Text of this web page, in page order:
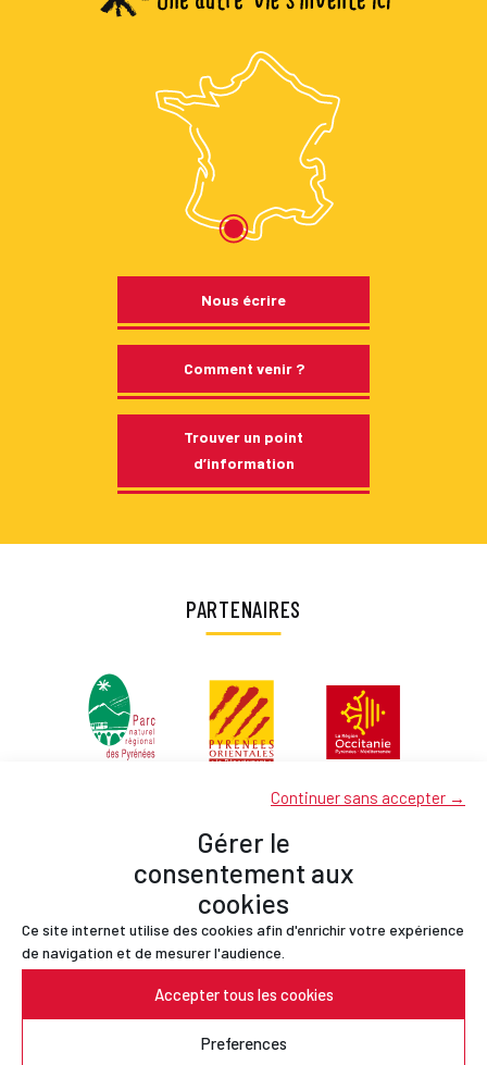
Gérer le
consentement aux
cookies
Ce site internet utilise des cookies afin d'enrichir votre expérience
de navigation et de mesurer l'audience.
Accepter tous les cookies
Continuer sans accepter →
Preferences
Nous écrire
Comment venir ?
Trouver un point
d’information
PARTENAIRES
Partenaires
Contact
Mentions légales
Politique de confidentialité